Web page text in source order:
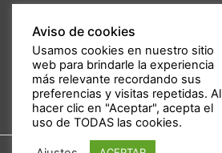
Garantía Daicar
Preguntas frecuentes
Atención al cliente
Aviso legal
Política de privacidad
Aviso de cookies
Usamos cookies en nuestro sitio
web para brindarle la experiencia
más relevante recordando sus
preferencias y visitas repetidas. Al
hacer clic en "Aceptar", acepta el
uso de TODAS las cookies.